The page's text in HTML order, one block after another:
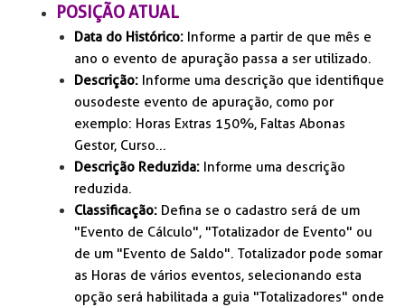
POSIÇÃO ATUAL
Data do Histórico: nforme a partir de que mês e
ano o evento de apuração passa a ser utilizado.
Descrição: Informe uma descrição que identifique
o uso deste evento de apuração, como por
exemplo: Horas Extras 150%, Faltas Abonas
Gestor, Curso...
Descrição Reduzida: Informe uma descrição
reduzida.
Classificação: Defina se o cadastro será de um
"Evento de Cálculo", "Totalizador de Evento" ou
de um "Evento de Saldo". Totalizador pode somar
as Horas de vários eventos, selecionando esta
opção será habilitada a guia "Totalizadores" onde